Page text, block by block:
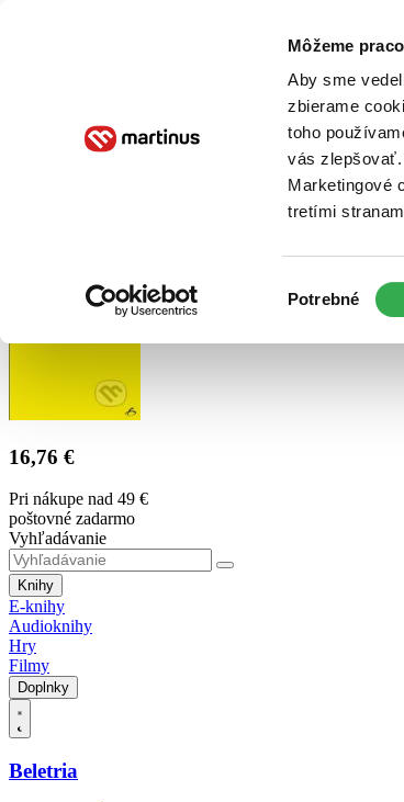
Môžeme
Aby sme
zbierame
toho
vás
Marketingové
tretími
súhlasu
Potrebné
Poukážky
16,76 €
Pri nákupe nad 49 €
poštovné zadarmo
Vyhľadávanie
Knihy
E-knihy
Audioknihy
Hry
Filmy
Doplnky
Beletria